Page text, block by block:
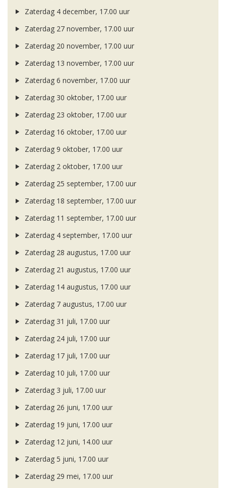
Zaterdag 4 december, 17.00 uur
Zaterdag 27 november, 17.00 uur
Zaterdag 20 november, 17.00 uur
Zaterdag 13 november, 17.00 uur
Zaterdag 6 november, 17.00 uur
Zaterdag 30 oktober, 17.00 uur
Zaterdag 23 oktober, 17.00 uur
Zaterdag 16 oktober, 17.00 uur
Zaterdag 9 oktober, 17.00 uur
Zaterdag 2 oktober, 17.00 uur
Zaterdag 25 september, 17.00 uur
Zaterdag 18 september, 17.00 uur
Zaterdag 11 september, 17.00 uur
Zaterdag 4 september, 17.00 uur
Zaterdag 28 augustus, 17.00 uur
Zaterdag 21 augustus, 17.00 uur
Zaterdag 14 augustus, 17.00 uur
Zaterdag 7 augustus, 17.00 uur
Zaterdag 31 juli, 17.00 uur
Zaterdag 24 juli, 17.00 uur
Zaterdag 17 juli, 17.00 uur
Zaterdag 10 juli, 17.00 uur
Zaterdag 3 juli, 17.00 uur
Zaterdag 26 juni, 17.00 uur
Zaterdag 19 juni, 17.00 uur
Zaterdag 12 juni, 14.00 uur
Zaterdag 5 juni, 17.00 uur
Zaterdag 29 mei, 17.00 uur